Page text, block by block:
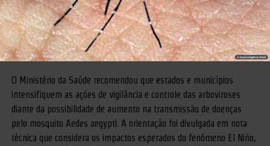
O Ministério da Saúde recomendou que estados e municípios
intensifiquem as ações de vigilância e controle das arboviroses
diante da possibilidade de aumento na transmissão de doenças
pelo mosquito Aedes aegypti. A orientação foi divulgada em nota
técnica que considera os impactos esperados do fenômeno El Niño,